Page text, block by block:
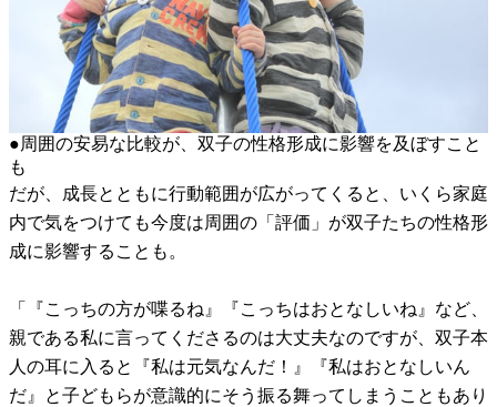
●周囲の安易な比較が、双子の性格形成に影響を及ぼすこと
も
だが、成長とともに行動範囲が広がってくると、いくら家庭
内で気をつけても今度は周囲の「評価」が双子たちの性格形
成に影響することも。
「『こっちの方が喋るね』『こっちはおとなしいね』など、
親である私に言ってくださるのは大丈夫なのですが、双子本
人の耳に入ると『私は元気なんだ！』『私はおとなしいん
だ』と子どもらが意識的にそう振る舞ってしまうこともあり